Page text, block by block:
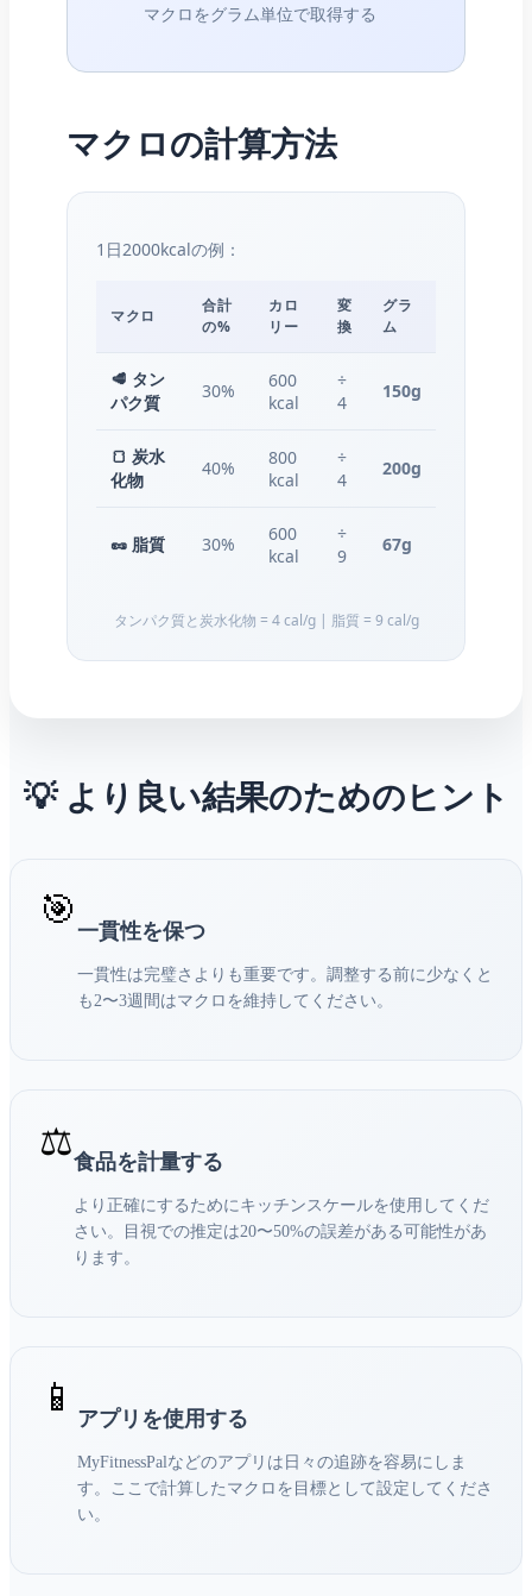
マクロをグラム単位で取得する
マクロの計算方法
1日2000kcalの例：
マクロ
合計
の%
カロ
リー
変
換
グラ
ム
🥩 タン
パク質
30%
600
kcal
÷
4
150g
🍞 炭水
化物
40%
800
kcal
÷
4
200g
🥜 脂質 30%
600
kcal
÷
9
67g
タンパク質と炭水化物 = 4 cal/g | 脂質 = 9 cal/g
💡 より良い結果のためのヒント
🎯 一貫性を保つ
一貫性は完璧さよりも重要です。調整する前に少なくと
も2〜3週間はマクロを維持してください。
⚖️食品を計量する
より正確にするためにキッチンスケールを使用してくだ
さい。目視での推定は20〜50%の誤差がある可能性があ
ります。
📱 アプリを使用する
MyFitnessPalなどのアプリは日々の追跡を容易にしま
す。ここで計算したマクロを目標として設定してくださ
い。